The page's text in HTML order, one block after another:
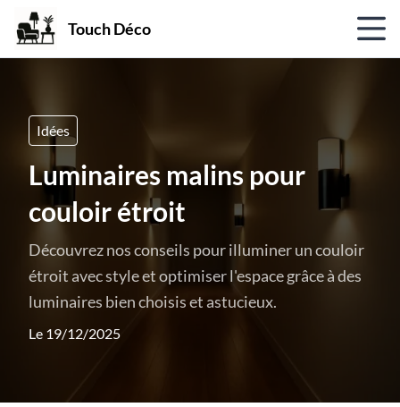
Touch Déco
Idées
Luminaires malins pour
couloir étroit
Découvrez nos conseils pour illuminer un couloir
étroit avec style et optimiser l'espace grâce à des
luminaires bien choisis et astucieux.
Le 19/12/2025